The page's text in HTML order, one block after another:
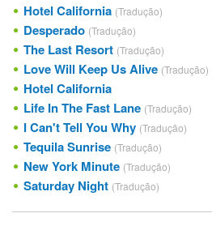
Hotel California (Tradução)
Desperado (Tradução)
The Last Resort (Tradução)
Love Will Keep Us Alive (Tradução)
Hotel California
Life In The Fast Lane (Tradução)
I Can't Tell You Why (Tradução)
Tequila Sunrise (Tradução)
New York Minute (Tradução)
Saturday Night (Tradução)